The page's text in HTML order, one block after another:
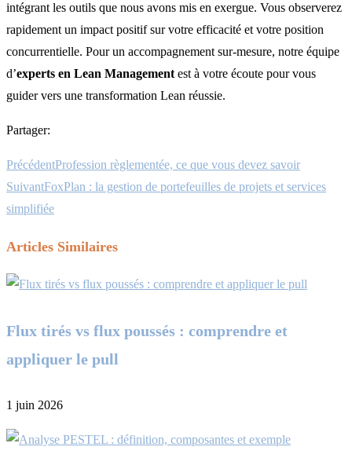
intégrant les outils que nous avons mis en exergue. Vous observerez
rapidement un impact positif sur votre efficacité et votre position
concurrentielle. Pour un accompagnement sur-mesure, notre équipe
d’experts en Lean Managementest à votre écoute pour vous
guider vers une transformation Lean réussie.
Partager:
PrécédentProfession règlementée, ce que vous devez savoir
SuivantFoxPlan : la gestion de portefeuilles de projets et services
simplifiée
Articles Similaires
Flux tirés vs flux poussés : comprendre et
appliquer le pull
1 juin 2026